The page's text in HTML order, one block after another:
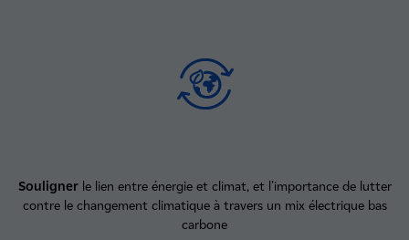
Soulignerle lien entre énergie et climat, et l'importance de lutter
contre le changement climatique à travers un mix électrique bas
carbone